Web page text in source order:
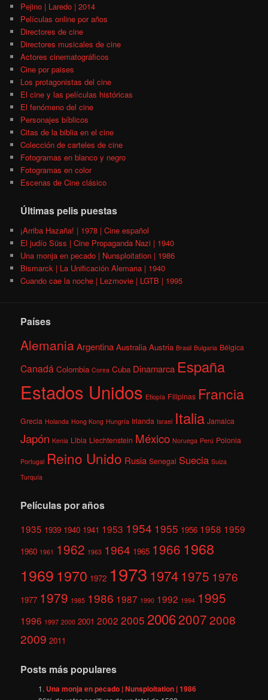
Pejino | Laredo | 2014
Películas online por años
Directores de cine
Directores musicales de cine
Actores cinematográficos
Cine por paises
Los protagonistas del cine
El cine y las películas históricas
El fenómeno del cine
Personajes bíblicos
Citas de la biblia en el cine
Colección de carteles de cine
Fotogramas en blanco y negro
Fotogramas en color
Escenas de Cine clásico
Últimas pelis puestas
¡Arriba Hazaña! | 1978 | Cine español
El judío Süss | Cine Propaganda Nazi | 1940
Una monja en pecado | Nunsploitation | 1986
Bismarck | La Unificación Alemana | 1940
Cuando cae la noche | Lezmovie | LGTB | 1995
Países
AlemaniaArgentina Australia Austria Brasil Bulgaria Bélgica
Canadá Colombia Corea Cuba Dinamarca España
Estados Unidos Etiopía Filipinas Francia
Grecia Holanda Hong Kong Hungría Irlanda Israel Italia Jamaica
Japón Kenia Libia Liechtenstein México Noruega Perú Polonia
Portugal Reino Unido Rusia Senegal Suecia Suiza
Turquía
Películas por años
1935 1939 1940 1941 1953 1954 1955 1956 1958 1959
1960 1961 1962 1963 1964 1965 1966 1968
1969 1970 1972 1973 1974 1975 1976
1977 1979 1985 1986 1987 1990 1992 1994 1995
1996 1997 2000 2001 2002 2005 200620072008
2009 2011
Posts más populares
Una monja en pecado | Nunsploitation | 1986